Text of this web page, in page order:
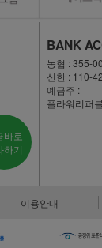
바로
하기
BANK
농협 : 355-
신한 : 110-
예금주 :
플라워리퍼
이용안내